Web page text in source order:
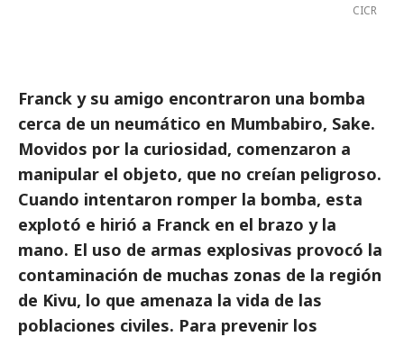
CICR
Franck y su amigo encontraron una bomba
cerca de un neumático en Mumbabiro, Sake.
Movidos por la curiosidad, comenzaron a
manipular el objeto, que no creían peligroso.
Cuando intentaron romper la bomba, esta
explotó e hirió a Franck en el brazo y la
mano. El uso de armas explosivas provocó la
contaminación de muchas zonas de la región
de Kivu, lo que amenaza la vida de las
poblaciones civiles. Para prevenir los